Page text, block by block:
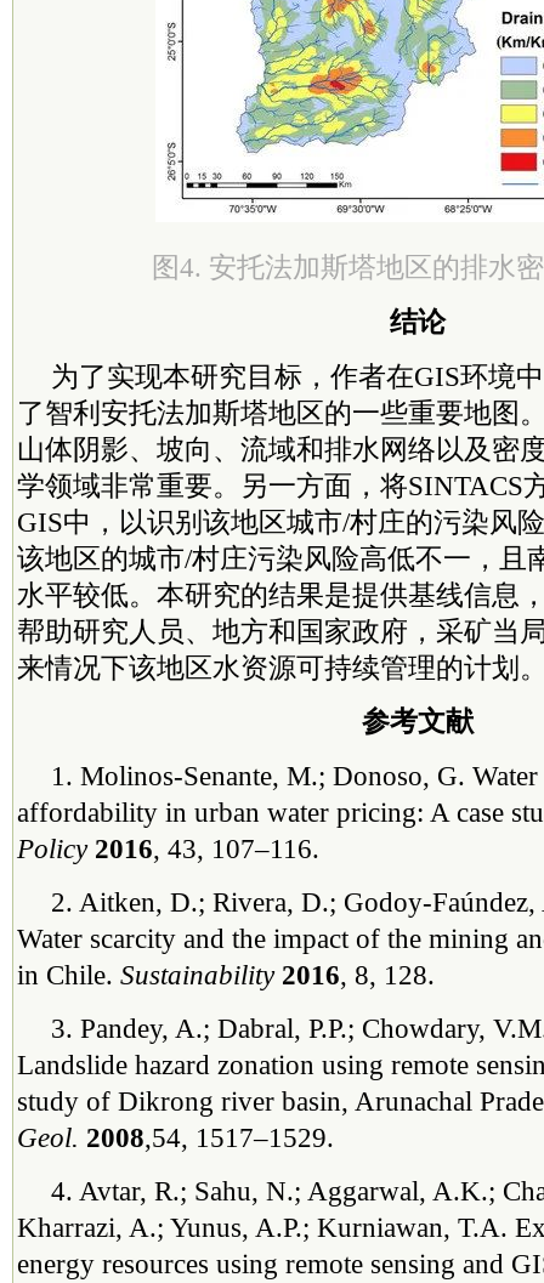
图4. 安托法加斯塔地区的排水
结论
为了实现本研究目标，作者在GIS环境
了智利安托法加斯塔地区的一些重要地图
山体阴影、坡向、流域和排水网络以及密
学领域非常重要。另一方面，将SINTACS
GIS中，以识别该地区城市/村庄的污染风
该地区的城市/村庄污染风险高低不一，且
水平较低。本研究的结果是提供基线信息
帮助研究人员、地方和国家政府，采矿当
来情况下该地区水资源可持续管理的计划
参考文献
1. Molinos-Senante, M.; Donoso, G.
affordability in urban water pricing: A case
Policy 2016, 43, 107–116.
2. Aitken, D.; Rivera, D.; Godoy-
Water scarcity and the impact of the mining
in Chile. Sustainability 2016, 8, 128.
3. Pandey, A.; Dabral, P.P.; Chowdary,
Landslide hazard zonation using remote
study of Dikrong river basin, Arunachal
Geol. 2008,54, 1517–1529.
4. Avtar, R.; Sahu, N.; Aggarwal, A.K.;
Kharrazi, A.; Yunus, A.P.; Kurniawan, T.A.
energy resources using remote sensing and